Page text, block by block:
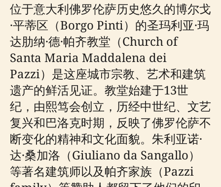
位于意大利佛罗伦萨历史悠久的博尔戈
·平蒂区（Borgo Pinti）的圣玛利亚·玛
达肋纳·德·帕齐教堂（Church of
Santa Maria Maddalena dei
Pazzi）是这座城市宗教、艺术和建筑
遗产的鲜活见证。教堂始建于13世
纪，由熙笃会创立，历经中世纪、文艺
复兴和巴洛克时期，反映了佛罗伦萨不
断变化的精神和文化面貌。朱利亚诺·
达·桑加洛（Giuliano da Sangallo）
等著名建筑师以及帕齐家族（Pazzi